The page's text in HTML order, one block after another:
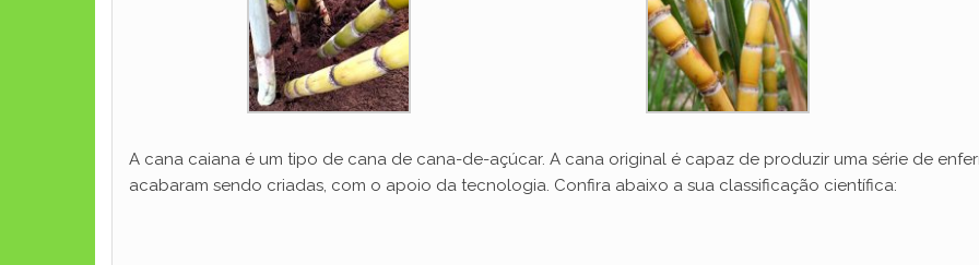
A cana caiana é um tipo de cana de cana-de-açúcar. A cana original é capaz de produzir uma série de
acabaram sendo criadas, com o apoio da tecnologia. Confira abaixo a sua classificação científica: